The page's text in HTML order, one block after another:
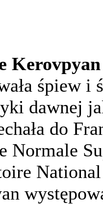
Kerovpyan
śpiew i
dawnej
do
Normale